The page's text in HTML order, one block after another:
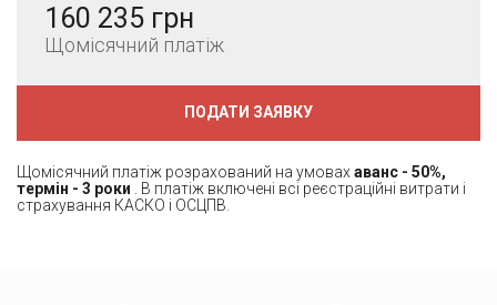
160 235 грн
Щомісячний платіж
ПОДАТИ ЗАЯВКУ
Щомісячний платіж розрахований на умовах аванс - 50%,
термін - 3 роки
. В платіж включені всі реєстраційні витрати і
страхування КАСКО і ОСЦПВ.